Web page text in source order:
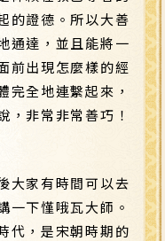
的證德。所以大善
通達，並且能將一
前出現怎麼樣的經
完全地連繫起來，
，非常非常善巧！
大家有時間可以去
一下慬哦瓦大師。
代，是宋朝時期的